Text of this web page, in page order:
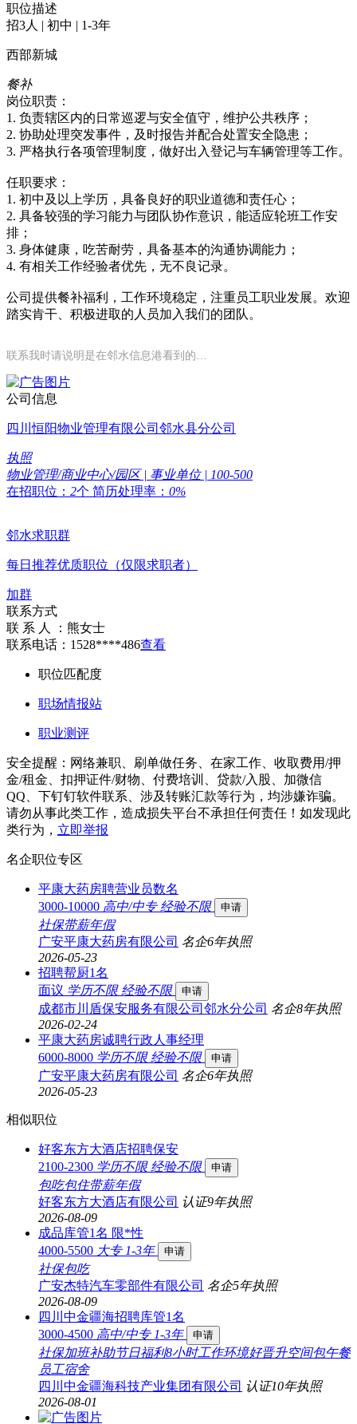
职位描述
招3人 | 初中 | 1-3年
西部新城
餐补
岗位职责：
1. 负责辖区内的日常巡逻与安全值守，维护公共秩序；
2. 协助处理突发事件，及时报告并配合处置安全隐患；
3. 严格执行各项管理制度，做好出入登记与车辆管理等工作。
任职要求：
1. 初中及以上学历，具备良好的职业道德和责任心；
2. 具备较强的学习能力与团队协作意识，能适应轮班工作安
排；
3. 身体健康，吃苦耐劳，具备基本的沟通协调能力；
4. 有相关工作经验者优先，无不良记录。
公司提供餐补福利，工作环境稳定，注重员工职业发展。欢迎
踏实肯干、积极进取的人员加入我们的团队。
联系我时请说明是在邻水信息港看到的…
公司信息
四川恒阳物业管理有限公司邻水县分公司
执照
物业管理/商业中心/园区 | 事业单位 | 100-500
在招职位： 2个 简历处理率： 0%
邻水求职群
每日推荐优质职位（仅限求职者）
加群
联系方式
联 系 人 ： 熊女士
联系电话： 1528****486查看
职位匹配度
职场情报站
职业测评
安全提醒：网络兼职、刷单做任务、在家工作、收取费用/押
金/租金、扣押证件/财物、付费培训、贷款/入股、加微信
QQ、下钉钉软件联系、涉及转账汇款等行为，均涉嫌诈骗。
请勿从事此类工作，造成损失平台不承担任何责任！如发现此
类行为， 立即举报
名企职位专区
平康大药房聘营业员数名
3000-10000 高中/中专 经验不限 申请
社保带薪年假
广安平康大药房有限公司 名企6年执照
2026-05-23
招聘帮厨1名
面议 学历不限 经验不限 申请
成都市川盾保安服务有限公司邻水分公司 名企8年执照
2026-02-24
平康大药房诚聘行政人事经理
6000-8000 学历不限 经验不限 申请
广安平康大药房有限公司 名企6年执照
2026-05-23
相似职位
好客东方大酒店招聘保安
2100-2300 学历不限 经验不限 申请
包吃包住带薪年假
好客东方大酒店有限公司 认证9年执照
2026-08-09
成品库管1名 限*性
4000-5500 大专 1-3年 申请
社保包吃
广安杰特汽车零部件有限公司 名企5年执照
2026-08-09
四川中金疆海招聘库管1名
3000-4500 高中/中专 1-3年 申请
社保加班补助节日福利8小时工作环境好晋升空间包午餐
员工宿舍
四川中金疆海科技产业集团有限公司 认证10年执照
2026-08-01